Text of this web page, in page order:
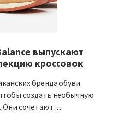
выпускают
кроссовок
бренда обуви
создать необычную
Они сочетают…